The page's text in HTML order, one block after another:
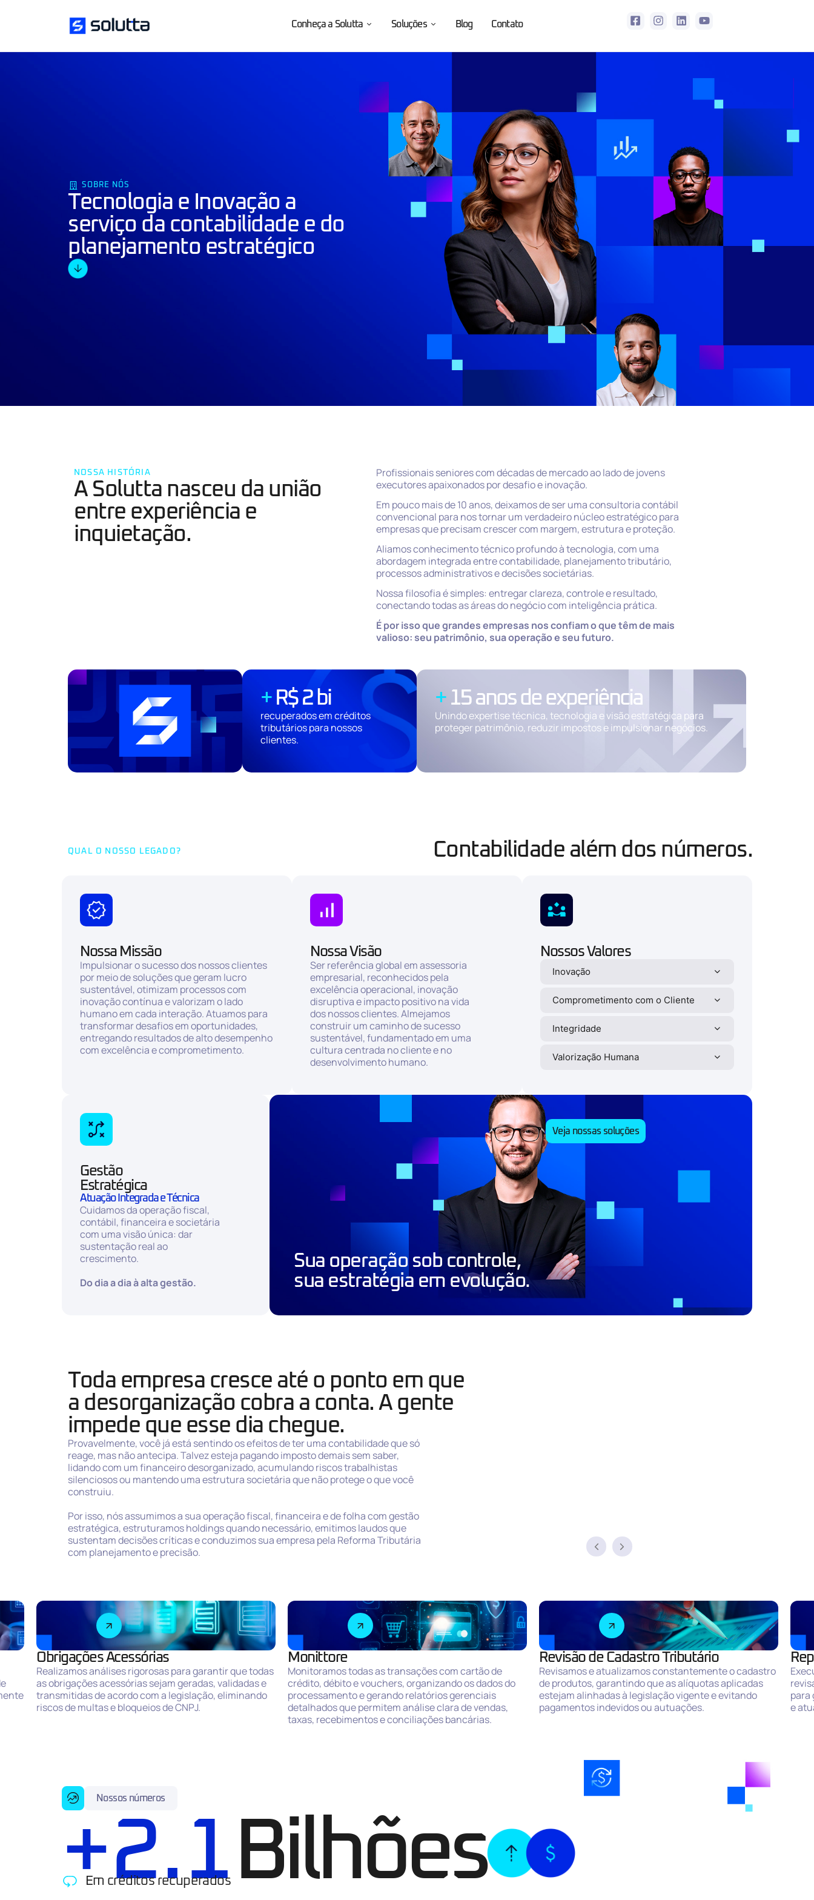
Conheça a Solutta Soluções Blog Contato
SOBRE NÓS
Tecnologia e Inovação a
serviço da contabilidade e do
planejamento estratégico
NOSSA HISTÓRIA
A Solutta nasceu da união
entre experiência e
inquietação.
Profissionais seniores com décadas de mercado ao lado de jovens
executores apaixonados por desafio e inovação.
Em pouco mais de 10 anos, deixamos de ser uma consultoria contábil
convencional para nos tornar um verdadeiro núcleo estratégico para
empresas que precisam crescer com margem, estrutura e proteção.
Aliamos conhecimento técnico profundo à tecnologia, com uma
abordagem integrada entre contabilidade, planejamento tributário,
processos administrativos e decisões societárias.
Nossa filosofia é simples: entregar clareza, controle e resultado,
conectando todas as áreas do negócio com inteligência prática.
É por isso que grandes empresas nos confiam o que têm de mais
valioso: seu patrimônio, sua operação e seu futuro.
+ R$ 2 bi
recuperados em créditos
tributários para nossos
clientes.
+ 15 anos de experiência
Unindo expertise técnica, tecnologia e visão estratégica para
proteger patrimônio, reduzir impostos e impulsionar negócios.
QUAL O NOSSO LEGADO? Contabilidade além dos números.
Nossa Missão
Impulsionar o sucesso dos nossos clientes
por meio de soluções que geram lucro
sustentável, otimizam processos com
inovação contínua e valorizam o lado
humano em cada interação. Atuamos para
transformar desafios em oportunidades,
entregando resultados de alto desempenho
com excelência e comprometimento.
Nossa Visão
Ser referência global em assessoria
empresarial, reconhecidos pela
excelência operacional, inovação
disruptiva e impacto positivo na vida
dos nossos clientes. Almejamos
construir um caminho de sucesso
sustentável, fundamentado em uma
cultura centrada no cliente e no
desenvolvimento humano.
Nossos Valores
Inovação
Comprometimento com o Cliente
Integridade
Valorização Humana
Gestão
Estratégica
Atuação Integrada e Técnica
Cuidamos da operação fiscal,
contábil, financeira e societária
com uma visão única: dar
sustentação real ao
crescimento.
Do dia a dia à alta gestão.
Sua operação sob controle,
sua estratégia em evolução.
Veja nossas soluções
Toda empresa cresce até o ponto em que
a desorganização cobra a conta. A gente
impede que esse dia chegue.
Provavelmente, você já está sentindo os efeitos de ter uma contabilidade que só
reage, mas não antecipa. Talvez esteja pagando imposto demais sem saber,
lidando com um financeiro desorganizado, acumulando riscos trabalhistas
silenciosos ou mantendo uma estrutura societária que não protege o que você
construiu.
Por isso, nós assumimos a sua operação fiscal, financeira e de folha com gestão
estratégica, estruturamos holdings quando necessário, emitimos laudos que
sustentam decisões críticas e conduzimos sua empresa pela Reforma Tributária
com planejamento e precisão.
Obrigações Acessórias
Realizamos análises rigorosas para garantir que todas
as obrigações acessórias sejam geradas, validadas e
transmitidas de acordo com a legislação, eliminando
riscos de multas e bloqueios de CNPJ.
Monittore
Monitoramos todas as transações com cartão de
crédito, débito e vouchers, organizando os dados do
processamento e gerando relatórios gerenciais
detalhados que permitem análise clara de vendas,
taxas, recebimentos e conciliações bancárias.
Revisão de Cadastro Tributário
Revisamos e atualizamos constantemente o cadastro
de produtos, garantindo que as alíquotas aplicadas
estejam alinhadas à legislação vigente e evitando
pagamentos indevidos ou autuações.
para
e
Nossos números
+2.5Bilhões
Em créditos recuperados